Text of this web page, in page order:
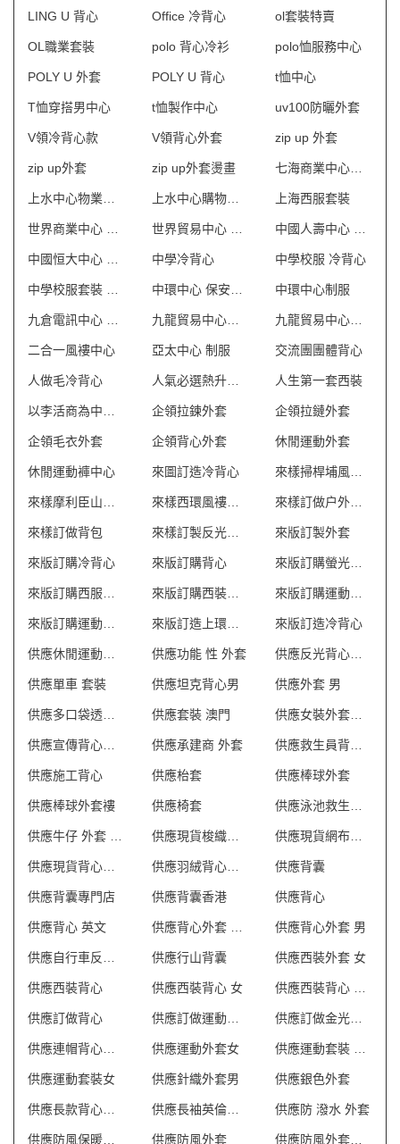
LING U 背心 Office 冷背心 ol套裝特賣
OL職業套裝 polo 背心冷衫 polo恤服務中心
POLY U 外套 POLY U 背心 t恤中心
T恤穿搭男中心 t恤製作中心 uv100防曬外套
V領冷背心款 V領背心外套 zip up 外套
zip up外套 zip up外套燙畫
上水中心購物商場制服 上海西服套裝
中學冷背心 中學校服 冷背心
中環中心制服
九龍貿易中心一座 保安制服
二合一風褸中心 亞太中心 制服 交流團團體背心
人做毛冷背心 人氣必選熱升華外套 人生第一套西裝
企領拉鍊外套 企領拉鏈外套
企領毛衣外套 企領背心外套 休閒運動外套
休閒運動褲中心 來圖訂造冷背心
來樣西環風褸外套
來樣訂做背包 來樣訂製反光背心 澳門 來版訂製外套
來版訂購冷背心 來版訂購背心
來版訂購西裝套裝
來版訂造冷背心
供應功能 性 外套
供應單車 套裝 供應坦克背心男 供應外套 男
供應套裝 澳門
供應承建商 外套
供應施工背心 供應枱套 供應棒球外套
供應棒球外套褸 供應椅套
供應現貨梭織反光背心
供應羽絨背心外套 供應背囊
供應背囊專門店 供應背囊香港 供應背心
供應背心 英文 供應背心外套 男
供應行山背囊 供應西裝外套 女
供應西裝背心 供應西裝背心 女
供應訂做背心 供應訂做運動外套
供應運動外套女
供應運動套裝女 供應針織外套男 供應銀色外套
供應長袖英倫外套 供應防 潑水 外套
供應防風外套